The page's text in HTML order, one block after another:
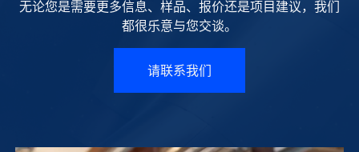
无论您是需要更多信息、样品、报价还是项目建议，我们
都很乐意与您交谈。
请联系我们